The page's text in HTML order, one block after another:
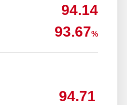
94.14
93.67%
94.71